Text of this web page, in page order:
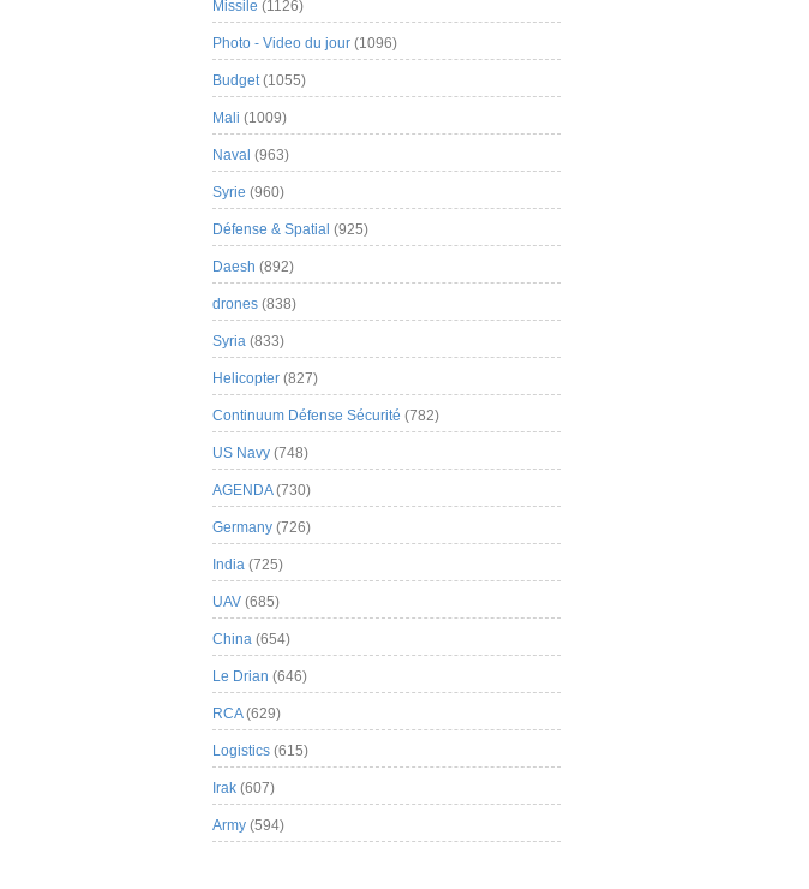
Missile (1126)
Photo - Video du jour (1096)
Budget(1055)
Mali (1009)
Naval (963)
Syrie (960)
Défense & Spatial (925)
Daesh (892)
drones (838)
Syria (833)
Helicopter (827)
Continuum Défense Sécurité (782)
US Navy (748)
AGENDA(730)
Germany (726)
India (725)
UAV (685)
China (654)
Le Drian (646)
RCA(629)
Logistics (615)
Irak (607)
Army (594)